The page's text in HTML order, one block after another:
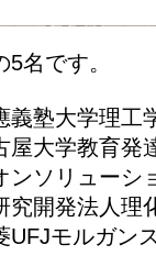
名です。
塾大学理工
大学教育発
ソリューシ
開発法人理
モルガン